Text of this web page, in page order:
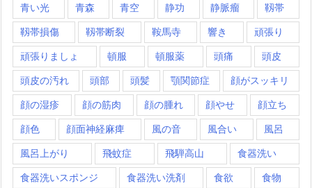
青い光 青森 青空 静功 静脈瘤 靱帯
靱帯損傷 靱帯断裂 鞍馬寺 響き 頑張り
頑張りましょ 頓服 頓服薬 頭痛 頭皮
頭皮の汚れ 頭部 頭髪 顎関節症 顔がスッキリ
顔の湿疹 顔の筋肉 顔の腫れ 顔やせ 顔立ち
顔色 顔面神経麻痺 風の音 風合い 風呂
風呂上がり 飛蚊症 飛騨高山 食器洗い
食器洗いスポンジ 食器洗い洗剤 食欲 食物